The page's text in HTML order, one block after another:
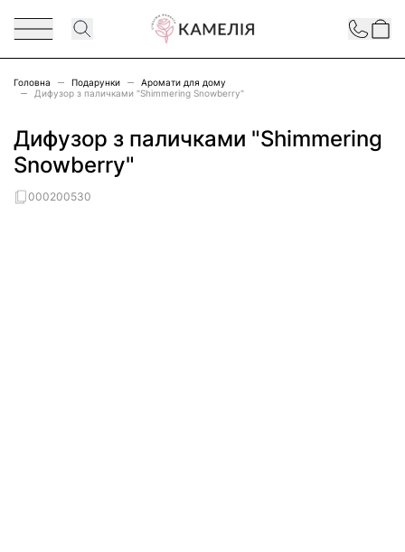
Contact
Головна Подарунки
Аромати для дому
Дифузор з паличками "Shimmering Snowberry"
Дифузор з паличками "Shimmering
Snowberry"
000200530